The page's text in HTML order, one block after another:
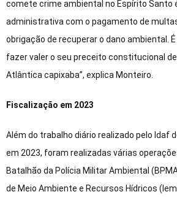
comete crime ambiental no Espírito Santo
administrativa com o pagamento de
obrigação de recuperar o dano ambiental.
fazer valer o seu preceito constitucional
Atlântica capixaba”, explica Monteiro.
Fiscalização em 2023
Além do trabalho diário realizado pelo Idaf
em 2023, foram realizadas várias
Batalhão da Polícia Militar Ambiental
de Meio Ambiente e Recursos Hídricos